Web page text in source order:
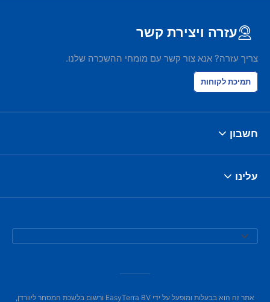
עזרה ויצירת קשר
צריך עזרה? אנא צור קשר עם מומחי ההשכרה שלנו.
תמיכת לקוחות
חשבון
עלינו
אתר זה הוא בבעלות ומופעל על ידי EasyTerra BV ורשום בלשכת המסחר ליוורדן,